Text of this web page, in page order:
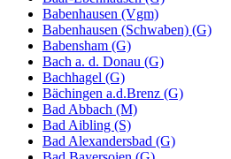
Babenhausen (Vgm)
Babenhausen (Schwaben) (G)
Babensham (G)
Bach a. d. Donau (G)
Bachhagel (G)
Bächingen a.d.Brenz (G)
Bad Abbach (M)
Bad Aibling (S)
Bad Alexandersbad (G)